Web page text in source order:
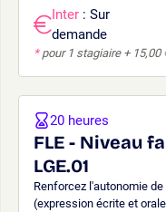
Inter : Sur
demande
*pour 1 stagiaire + 15,00
FLE - Niveau
LGE.01
Renforcez l'autonomie
(expression écrite et
20 heures